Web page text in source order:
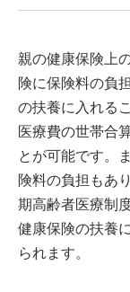
親の健康保険上
険に保険料の負
の扶養に入れる
医療費の世帯合
とが可能です。
険料の負担もあ
期高齢者医療制
健康保険の扶養
られます。